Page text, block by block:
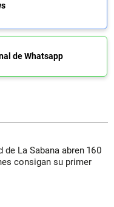
de Whatsapp
de La Sabana abren 160
consigan su primer